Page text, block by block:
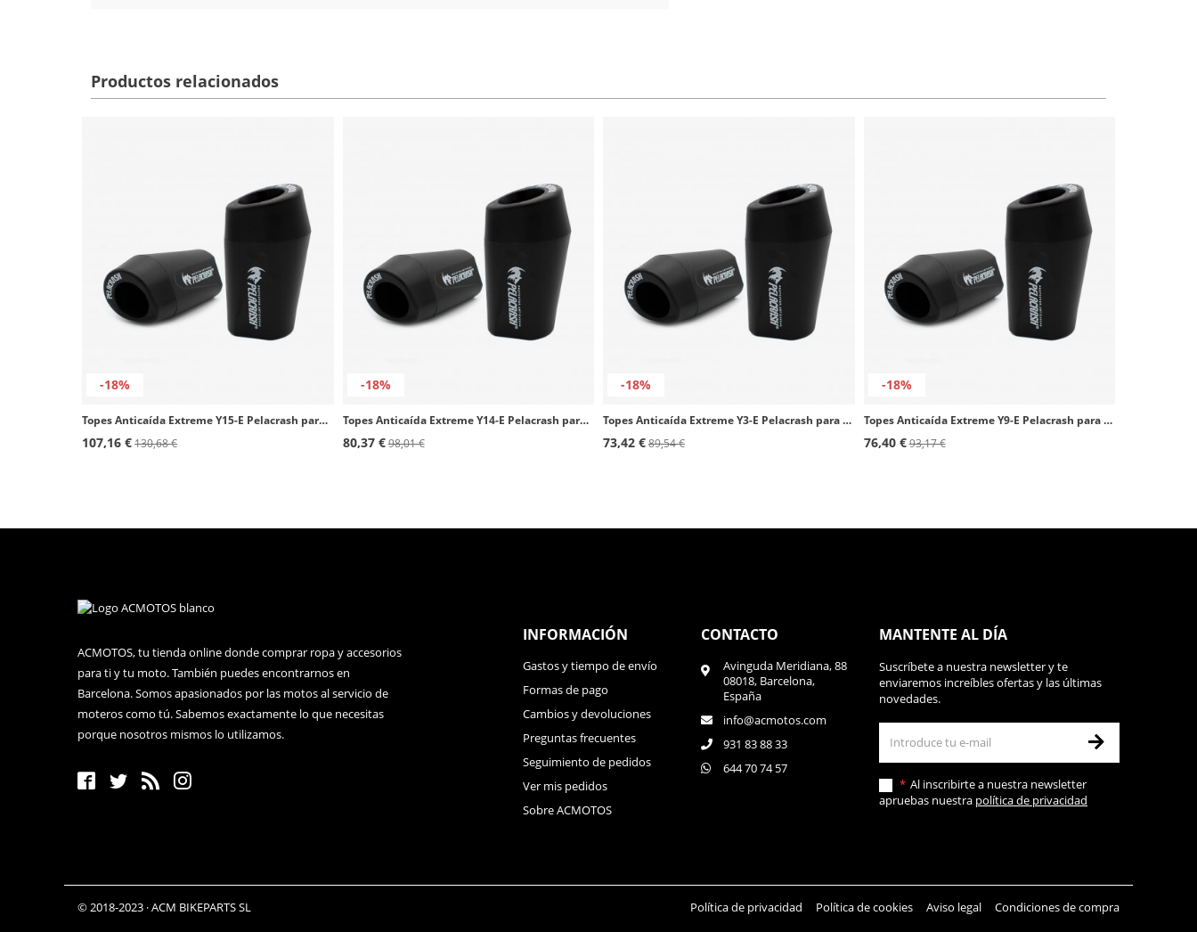
Productos relacionados
-18%
Topes Anticaída Extreme Y15-E Pelacrash para Yamaha R1 (07-08)
107,16 €130,68 €
-18%
Topes Anticaída Extreme Y14-E Pelacrash para Yamaha Fazer FZ1 1000 (06-19)
80,37 €98,01 €
-18%
Topes Anticaída Extreme Y3-E Pelacrash para Yamaha YZF 1000R Thunderace
73,42 €89,54 €
-18%
Topes Anticaída Extreme Y9-E Pelacrash para Yamaha TDM 900 (02-10)
76,40 €93,17 €
ACMOTOS, tu tienda online donde comprar ropa y accesorios
para ti y tu moto. También puedes encontrarnos en
Barcelona. Somos apasionados por las motos al servicio de
moteros como tú. Sabemos exactamente lo que necesitas
porque nosotros mismos lo utilizamos.
INFORMACIÓN
Gastos y tiempo de envío
Formas de pago
Cambios y devoluciones
Preguntas frecuentes
Seguimiento de pedidos
Ver mis pedidos
Sobre ACMOTOS
CONTACTO
Avinguda Meridiana, 88
08018, Barcelona,
España
info@acmotos.com
931 83 88 33
644 70 74 57
MANTENTE AL DÍA
Suscríbete a nuestra newsletter y te
enviaremos increíbles ofertas y las últimas
novedades.
Al inscribirte a nuestra newsletter
apruebas nuestra política de privacidad
© 2018-2023 · ACM BIKEPARTS SL Política de privacidad Política de cookies Aviso legal Condiciones de compra